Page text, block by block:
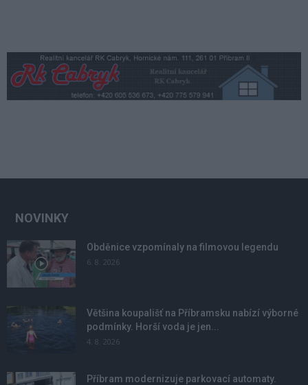
NOVINKY
Obděnice vzpomínaly na filmovou legendu
6. 8. 2026
Většina koupališť na Příbramsku nabízí výborné
podmínky. Horší voda je jen...
4. 8. 2026
Příbram modernizuje parkovací automaty.